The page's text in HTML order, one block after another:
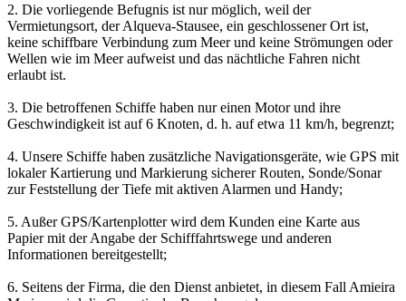
2. Die vorliegende Befugnis ist nur möglich, weil der
Vermietungsort, der Alqueva-Stausee, ein geschlossener Ort ist,
keine schiffbare Verbindung zum Meer und keine Strömungen oder
Wellen wie im Meer aufweist und das nächtliche Fahren nicht
erlaubt ist.
3. Die betroffenen Schiffe haben nur einen Motor und ihre
Geschwindigkeit ist auf 6 Knoten, d. h. auf etwa 11 km/h, begrenzt;
4. Unsere Schiffe haben zusätzliche Navigationsgeräte, wie GPS mit
lokaler Kartierung und Markierung sicherer Routen, Sonde/Sonar
zur Feststellung der Tiefe mit aktiven Alarmen und Handy;
5. Außer GPS/Kartenplotter wird dem Kunden eine Karte aus
Papier mit der Angabe der Schifffahrtswege und anderen
Informationen bereitgestellt;
6. Seitens der Firma, die den Dienst anbietet, in diesem Fall Amieira